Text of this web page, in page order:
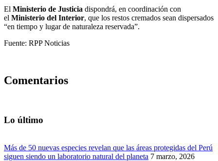
El Ministerio de Justicia dispondrá, en coordinación con
el Ministerio del Interior, que los restos cremados sean dispersados
“en tiempo y lugar de naturaleza reservada”.
Fuente: RPP Noticias
Comentarios
Lo último
Más de 50 nuevas especies revelan que las áreas protegidas del Perú
siguen siendo un laboratorio natural del planeta 7 marzo, 2026